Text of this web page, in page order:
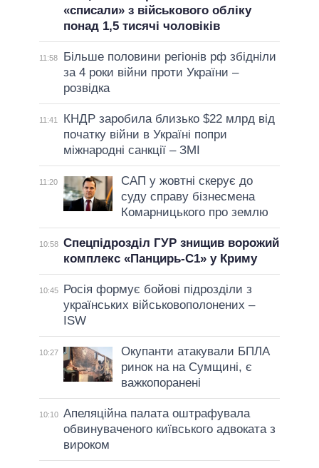
«списали» з військового обліку
понад 1,5 тисячі чоловіків
11:58
Більше половини регіонів рф збідніли
за 4 роки війни проти України –
розвідка
11:41
КНДР заробила близько $22 млрд від
початку війни в Україні попри
міжнародні санкції – ЗМІ
11:20
САП у жовтні скерує до
суду справу бізнесмена
Комарницького про землю
10:58 Спецпідрозділ ГУР знищив ворожий
комплекс «Панцирь-С1» у Криму
10:45
Росія формує бойові підрозділи з
українських військовополонених –
ISW
10:27
Окупанти атакували БПЛА
ринок на на Сумщині, є
важкопоранені
10:10 Апеляційна палата оштрафувала
обвинуваченого київського адвоката з
вироком